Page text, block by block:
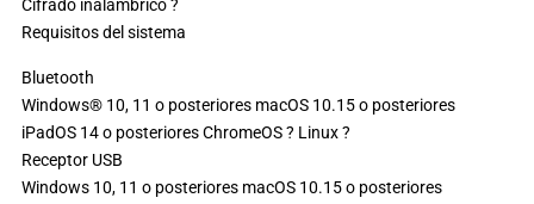
Cifrado inalámbrico ?
Requisitos del sistema
Bluetooth
Windows® 10, 11 o posteriores macOS 10.15 o posteriores
iPadOS 14 o posteriores ChromeOS ? Linux ?
Receptor USB
Windows 10, 11 o posteriores macOS 10.15 o posteriores